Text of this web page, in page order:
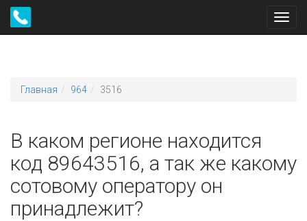
Главная 964 3516
В каком регионе находится
код 89643516, а так же какому
сотовому оператору он
принадлежит?